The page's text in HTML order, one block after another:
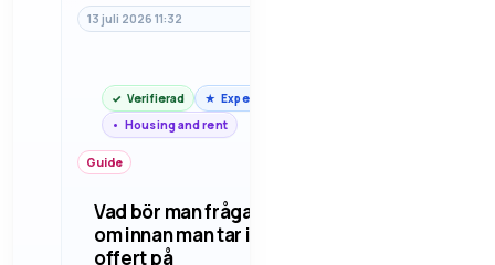
13 juli 2026 11:32
Verifierad
Expert
Housing and rent
Guide
Vad bör man fråga
om innan man tar in
offert på